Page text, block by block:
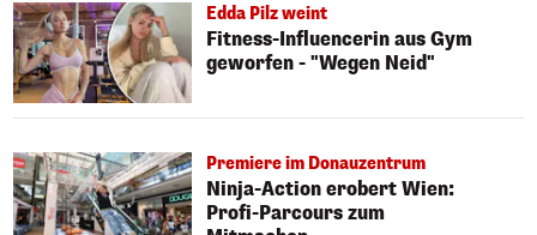
Edda Pilz weint
Fitness-Influencerin aus Gym
geworfen - "Wegen Neid"
Premiere im Donauzentrum
Ninja-Action erobert Wien:
Profi-Parcours zum